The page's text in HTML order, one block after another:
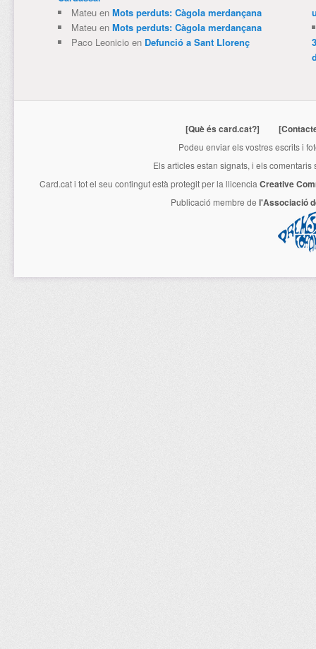
Mateuen Mots perduts: Càgola merdançana
Mateuen Mots perduts: Càgola merdançana
Paco Leonicioen Defunció a Sant Llorenç
[Què és card.cat?]
Podeu enviar els vostres escrits i
Els articles estan signats, i els
Card.cati tot el seu contingut està protegit per la llicencia Creative
Publicació membre de l'Associació